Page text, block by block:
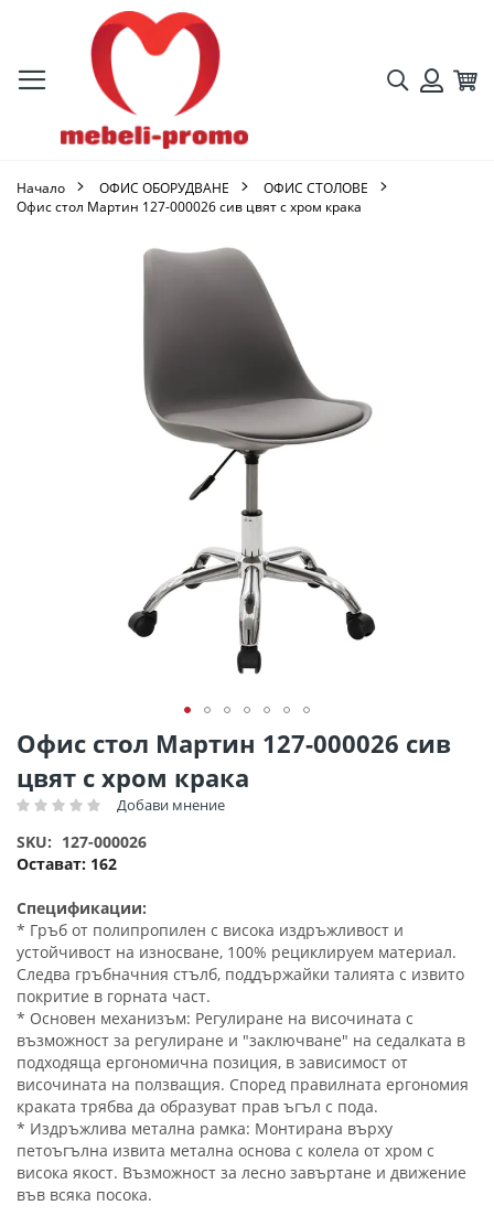
Търсене
Начало ОФИС ОБОРУДВАНЕ
ОФИС СТОЛОВЕ
Офис стол Мартин 127-000026 сив цвят с хром крака
Офис стол Мартин 127-000026 сив
цвят с хром крака
Рейтинг: Добави мнение
Остават: 162
SKU 127-000026
Спецификации:
* Гръб от полипропилен с висока издръжливост и
устойчивост на износване, 100% рециклируем материал.
Следва гръбначния стълб, поддържайки талията с извито
покритие в горната част.
* Основен механизъм: Регулиране на височината с
възможност за регулиране и "заключване" на седалката в
подходяща ергономична позиция, в зависимост от
височината на ползващия. Според правилната ергономия
краката трябва да образуват прав ъгъл с пода.
* Издръжлива метална рамка: Монтирана върху
петоъгълна извита метална основа с колела от хром с
висока якост. Възможност за лесно завъртане и движение
във всяка посока.
Преминете
към
началото
на
със
снимки